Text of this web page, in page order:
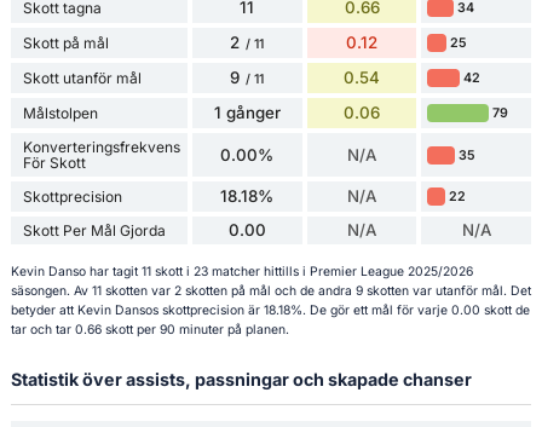
Skott tagna 11 0.66 34
Skott på mål 2 / 11 0.12 25
Skott utanför mål 9 / 11 0.54 42
Målstolpen 1 gånger 0.06 79
Konverteringsfrekvens
För Skott
0.00% N/A 35
Skottprecision 18.18% N/A 22
Skott Per Mål Gjorda 0.00 N/A N/A
Kevin Danso har tagit 11 skott i 23 matcher hittills i Premier League 2025/2026
säsongen. Av 11 skotten var 2 skotten på mål och de andra 9 skotten var utanför mål. Det
betyder att Kevin Dansos skottprecision är 18.18%. De gör ett mål för varje 0.00 skott de
tar och tar 0.66 skott per 90 minuter på planen.
Statistik över assists, passningar och skapade chanser